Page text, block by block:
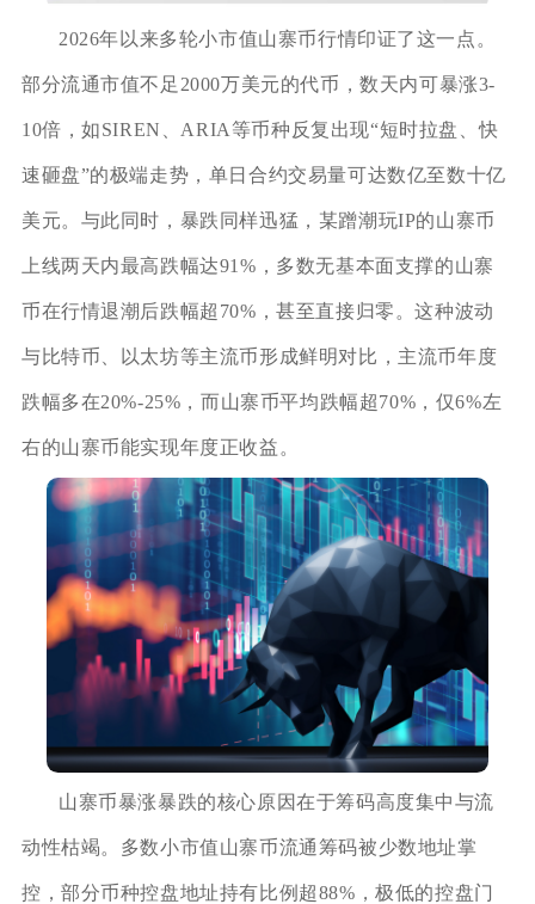
2026年以来多轮小市值山寨币行情印证了这一点。
部分流通市值不足2000万美元的代币，数天内可暴涨3-
10倍，如SIREN、ARIA等币种反复出现“短时拉盘、快
速砸盘”的极端走势，单日合约交易量可达数亿至数十亿
美元。与此同时，暴跌同样迅猛，某蹭潮玩IP的山寨币
上线两天内最高跌幅达91%，多数无基本面支撑的山寨
币在行情退潮后跌幅超70%，甚至直接归零。这种波动
与比特币、以太坊等主流币形成鲜明对比，主流币年度
跌幅多在20%-25%，而山寨币平均跌幅超70%，仅6%左
右的山寨币能实现年度正收益。
山寨币暴涨暴跌的核心原因在于筹码高度集中与流
动性枯竭。多数小市值山寨币流通筹码被少数地址掌
控，部分币种控盘地址持有比例超88%，极低的控盘门